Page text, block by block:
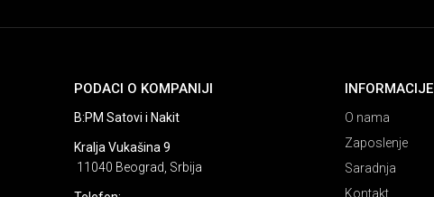
PODACI O KOMPANIJI
B:PM Satovi i Nakit
Kralja Vukašina 9
11040 Beograd, Srbija
INFORMACIJE
O nama
Zaposlenje
Saradnja
Kontakt